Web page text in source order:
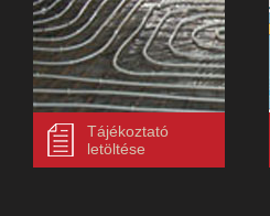
Tájékoztató
letöltése